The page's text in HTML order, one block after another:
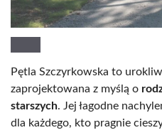
Pętla Szczyrkowska to
zaprojektowana z myślą o
starszych. Jej łagodne
dla każdego, kto pragnie